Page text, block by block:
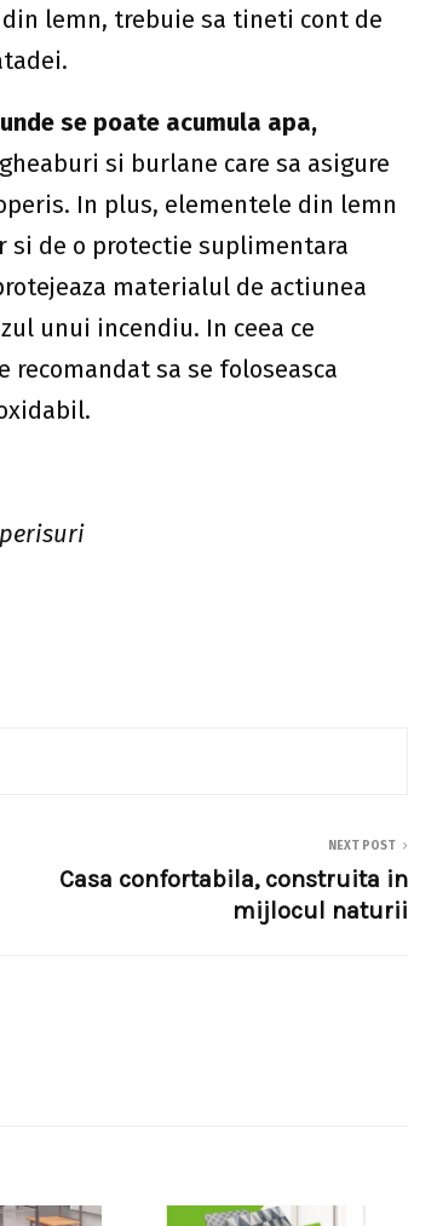
lemn, trebuie sa tineti cont de
se poate acumula apa,
si burlane care sa asigure
In plus, elementele din lemn
si de o protectie suplimentara
materialul de actiunea
unui incendiu. In ceea ce
sa se foloseasca
NEXT POST
Casa confortabila, construita in
mijlocul naturii